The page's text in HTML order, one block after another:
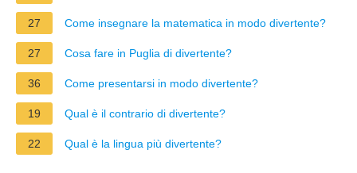
27 Come insegnare la matematica in modo divertente?
27 Cosa fare in Puglia di divertente?
36 Come presentarsi in modo divertente?
19 Qual è il contrario di divertente?
22 Qual è la lingua più divertente?